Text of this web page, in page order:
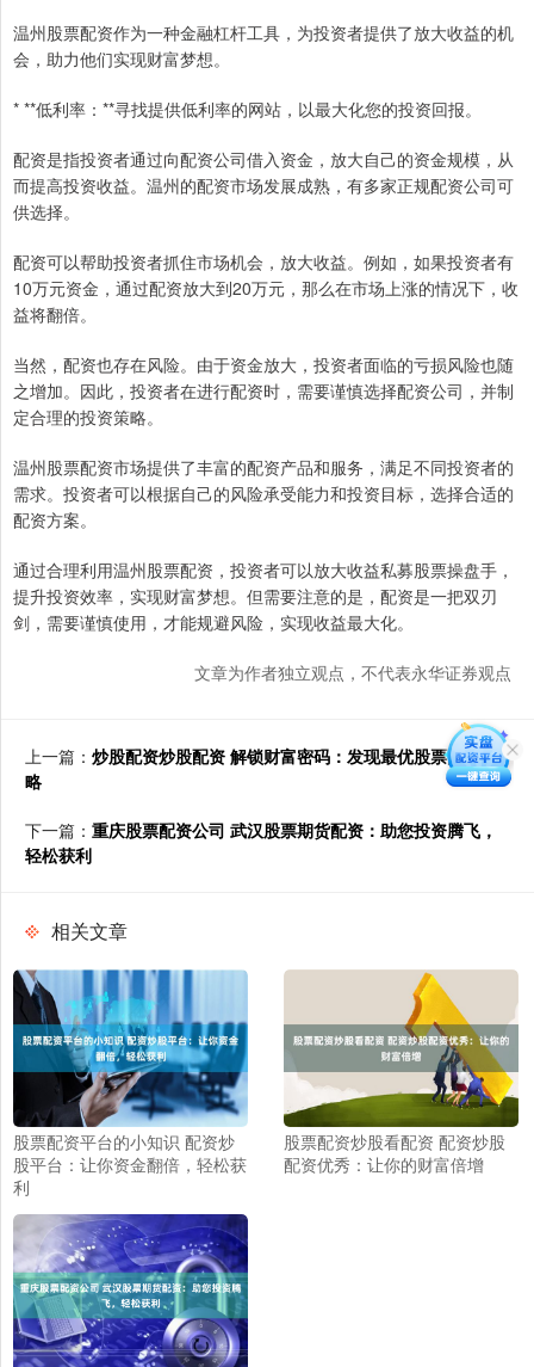
温州股票配资作为一种金融杠杆工具，为投资者提供了放大收益的机
会，助力他们实现财富梦想。
* **低利率：**寻找提供低利率的网站，以最大化您的投资回报。
配资是指投资者通过向配资公司借入资金，放大自己的资金规模，从
而提高投资收益。温州的配资市场发展成熟，有多家正规配资公司可
供选择。
配资可以帮助投资者抓住市场机会，放大收益。例如，如果投资者有
10万元资金，通过配资放大到20万元，那么在市场上涨的情况下，收
益将翻倍。
当然，配资也存在风险。由于资金放大，投资者面临的亏损风险也随
之增加。因此，投资者在进行配资时，需要谨慎选择配资公司，并制
定合理的投资策略。
温州股票配资市场提供了丰富的配资产品和服务，满足不同投资者的
需求。投资者可以根据自己的风险承受能力和投资目标，选择合适的
配资方案。
通过合理利用温州股票配资，投资者可以放大收益私募股票操盘手，
提升投资效率，实现财富梦想。但需要注意的是，配资是一把双刃
剑，需要谨慎使用，才能规避风险，实现收益最大化。
文章为作者独立观点，不代表永华证券观点
上一篇： 炒股配资炒股配资 解锁财富密码：发现最优股票配资策
略
下一篇： 重庆股票配资公司 武汉股票期货配资：助您投资腾飞，
轻松获利
相关文章
股票配资平台的小知识 配资炒
股平台：让你资金翻倍，轻松获
利
股票配资炒股看配资 配资炒股
配资优秀：让你的财富倍增